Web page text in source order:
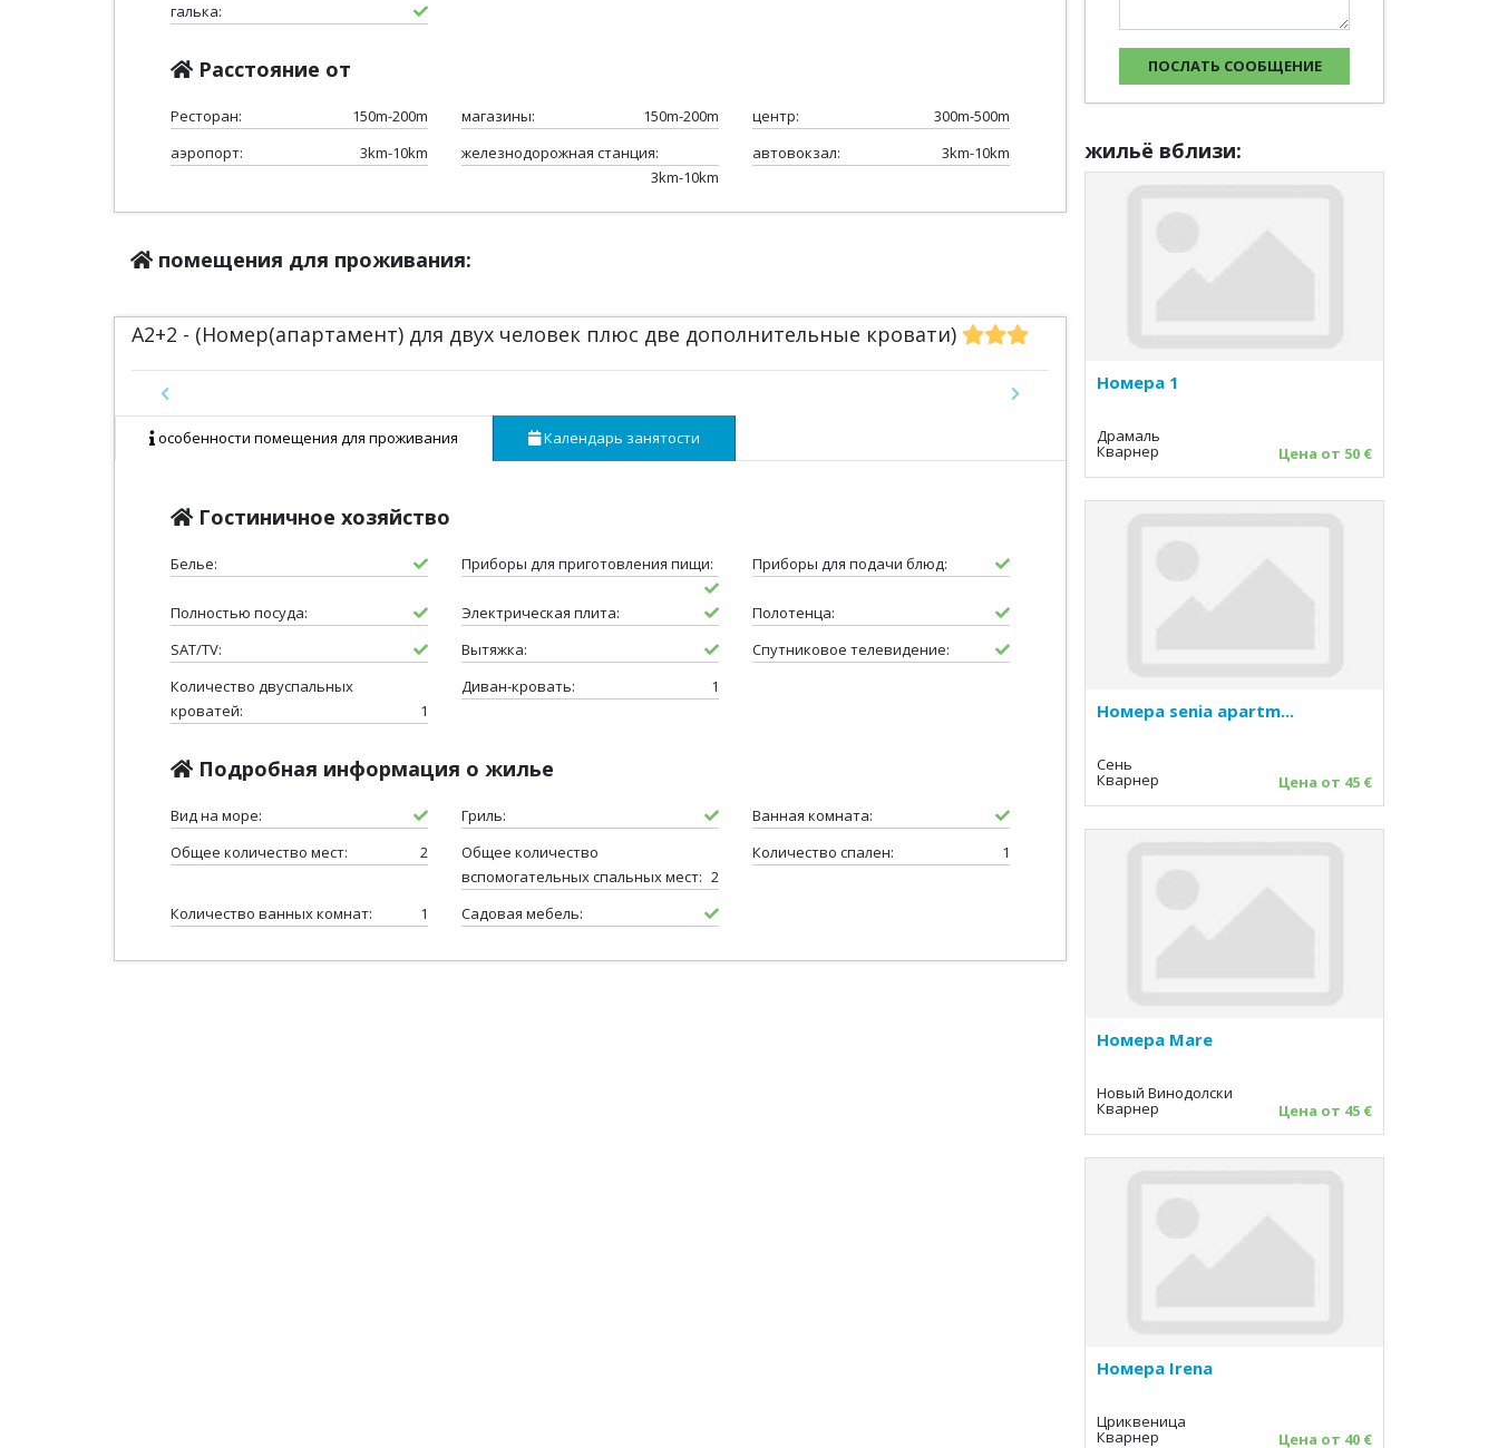
галька:
Расстояние от
Ресторан: 150m-200m магазины: 150m-200m центр:
300m-500m
аэропорт:
3km-10km
железнодорожная станция:
3km-10km
автовокзал: 3km-10km
помещения для проживания:
A2+2 - (Номер(апартамент) для двух человек плюс две дополнительные кровати)
Previous
Next
особенности помещения для проживания
Календарь занятости
Гостиничное хозяйство
Белье: Приборы для приготовления пищи: Приборы для подачи блюд:
Полностью посуда: Электрическая плита:
Полотенца:
SAT/TV:
Вытяжка:
Спутниковое телевидение:
Количество двуспальных
кроватей:
1
Диван-кровать: 1
Подробная информация о жилье
Вид на море: Гриль:
Ванная комната:
Общее количество мест:
2
Общее количество
вспомогательных спальных мест: 2
Количество спален: 1
Количество ванных комнат: 1 Садовая мебель:
жильё вблизи:
Номера 1
Драмаль
Кварнер Цена от 50 €
Номера senia apartm...
Сень
Кварнер Цена от 45 €
Номера Mare
Новый Винодолски
Кварнер Цена от 45 €
Номера Irena
Цриквеница
Кварнер Цена от 40 €